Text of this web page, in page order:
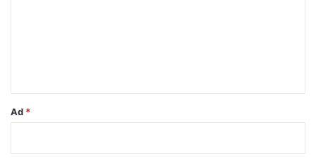
Ad *